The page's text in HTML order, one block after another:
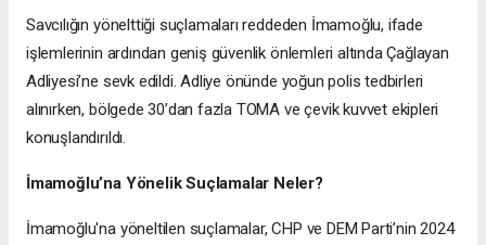
Savcılığın yönelttiği suçlamaları reddeden İmamoğlu, ifade
işlemlerinin ardından geniş güvenlik önlemleri altında Çağlayan
Adliyesi’ne sevk edildi. Adliye önünde yoğun polis tedbirleri
alınırken, bölgede 30’dan fazla TOMA ve çevik kuvvet ekipleri
konuşlandırıldı.
İmamoğlu’na Yönelik Suçlamalar Neler?
İmamoğlu'na yöneltilen suçlamalar, CHP ve DEM Parti’nin 2024